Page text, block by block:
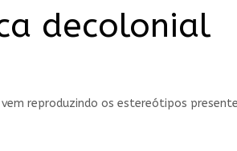
decolonial
reproduzindo os estereótipos